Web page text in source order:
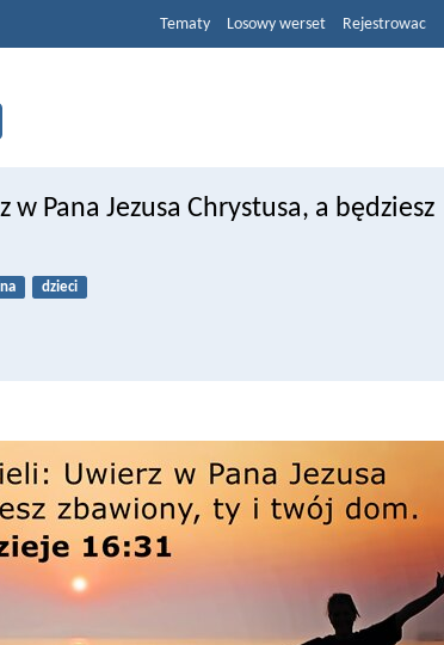
Tematy Losowy werset Rejestrowac
Pana Jezusa Chrystusa, a będziesz
dzieci